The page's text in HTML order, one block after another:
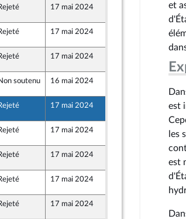
17 mai 2024
17 mai 2024
Populaire écologique et sociale
17 mai 2024
soutenu 16 mai 2024
17 mai 2024
Populaire écologique et sociale
17 mai 2024
17 mai 2024
Populaire écologique et sociale
17 mai 2024
Populaire écologique et sociale
17 mai 2024
et
est
les
est